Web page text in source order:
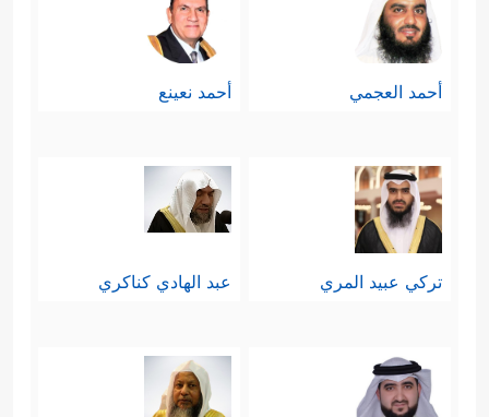
أحمد العجمي أحمد نعينع
تركي عبيد المري عبد الهادي كناكري